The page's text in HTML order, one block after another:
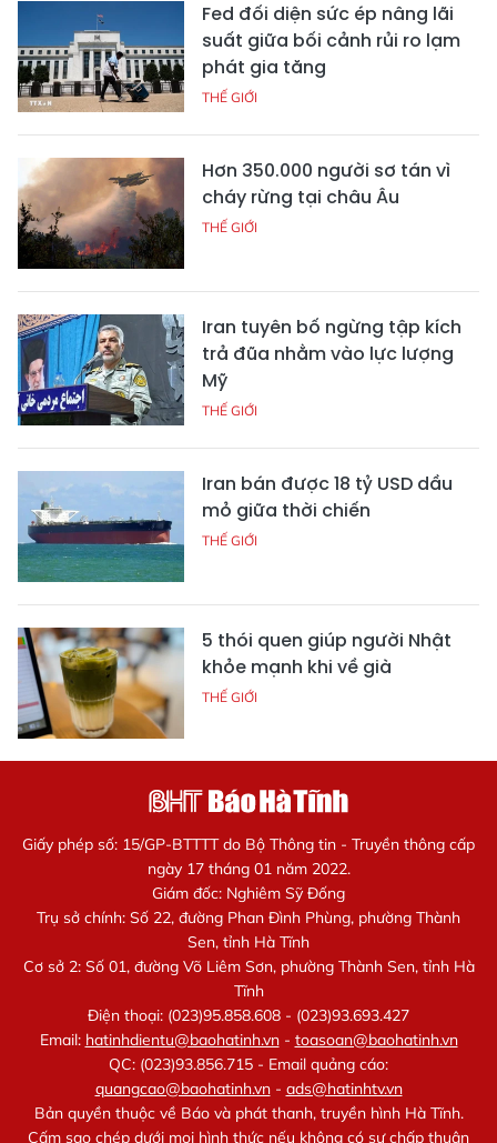
Fed đối diện sức ép nâng lãi
suất giữa bối cảnh rủi ro lạm
phát gia tăng
THẾ GIỚI
Hơn 350.000 người sơ tán vì
cháy rừng tại châu Âu
THẾ GIỚI
Iran tuyên bố ngừng tập kích
trả đũa nhằm vào lực lượng
Mỹ
THẾ GIỚI
Iran bán được 18 tỷ USD dầu
mỏ giữa thời chiến
THẾ GIỚI
5 thói quen giúp người Nhật
khỏe mạnh khi về già
THẾ GIỚI
Giấy phép số: 15/GP-BTTTT do Bộ Thông tin - Truyền thông cấp
ngày 17 tháng 01 năm 2022.
Giám đốc: Nghiêm Sỹ Đống
Trụ sở chính: Số 22, đường Phan Đình Phùng, phường Thành
Sen, tỉnh Hà Tĩnh
Cơ sở 2: Số 01, đường Võ Liêm Sơn, phường Thành Sen, tỉnh Hà
Tĩnh
Điện thoại: (023)95.858.608 - (023)93.693.427
Email: hatinhdientu@baohatinh.vn- toasoan@baohatinh.vn
QC: (023)93.856.715 - Email quảng cáo:
quangcao@baohatinh.vn- ads@hatinhtv.vn
Bản quyền thuộc về Báo và phát thanh, truyền hình Hà Tĩnh.
Cấm sao chép dưới mọi hình thức nếu không có sự chấp thuận